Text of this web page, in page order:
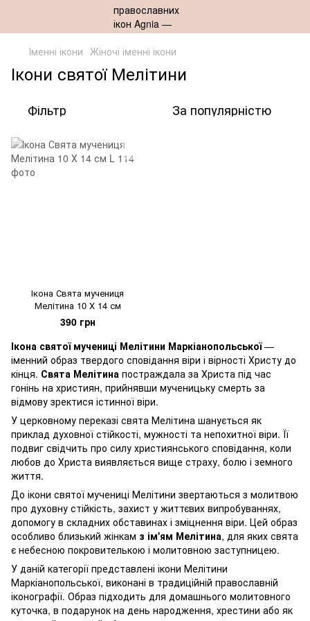
Іменні ікони Жіночі іменні ікони
Ікони святої Мелітини
Фільтр За популярністю
Ікона Свята мучениця
Мелітина 10 Х 14 см
390 грн
Ікона святої мучениці Мелітини Маркіанопольської—
іменний образ твердого сповідання віри і вірності Христу до
кінця. Свята Мелітина постраждала за Христа під час
гонінь на християн, прийнявши мученицьку смерть за
відмову зректися істинної віри.
У церковному переказі свята Мелітина шанується як
приклад духовної стійкості, мужності та непохитної віри. Її
подвиг свідчить про силу християнського сповідання, коли
любов до Христа виявляється вище страху, болю і земного
життя.
До ікони святої мучениці Мелітини звертаються з молитвою
про духовну стійкість, захист у життєвих випробуваннях,
допомогу в складних обставинах і зміцнення віри. Цей образ
особливо близький жінкам з ім'ям Мелітина, для яких свята
є небесною покровителькою і молитовною заступницею.
У даній категорії представлені ікони Мелітини
Маркіанопольської, виконані в традиційній православній
іконографії. Образ підходить для домашнього молитовного
куточка, в подарунок на день народження, хрестини або як